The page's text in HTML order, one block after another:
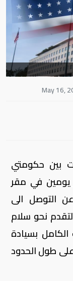
بين حكومتي
يومين في مقر
عن التوصل الى
نحو سلام
الكامل بسيادة
طول الحدود